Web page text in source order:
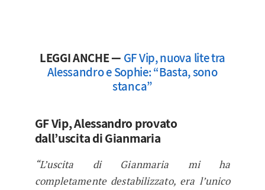
LEGGI ANCHE — GF Vip, nuova lite tra
Alessandro e Sophie: “Basta, sono
stanca”
GF Vip, Alessandro provato
dall’uscita di Gianmaria
“L’uscita di Gianmaria mi ha
completamente destabilizzato, era l’unico